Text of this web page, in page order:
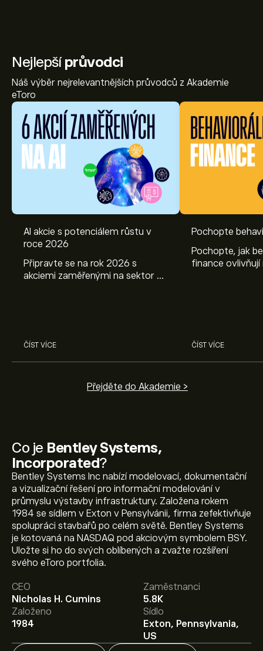
Co je Bentley Systems,
Incorporated?
Bentley Systems Inc nabízí modelovací, dokumentační
a vizualizační řešení pro informační modelování v
průmyslu výstavby infrastruktury. Založena rokem
1984 se sídlem v Exton v Pensylvánii, firma zefektivňuje
spolupráci stavbařů po celém světě. Bentley Systems
je kotovaná na NASDAQ pod akciovým symbolem BSY.
Uložte si ho do svých oblíbených a zvažte rozšíření
svého eToro portfolia.
CEO
Nicholas H. Cumins
Zaměstnanci
5.8K
Založeno
1984
Sídlo
Exton, Pennsylvania,
US
Nejlepšíprůvodci
Náš výběr nejrelevantnějších průvodců z Akademie
eToro
AI akcie s potenciálem růstu v
roce 2026
Připravte se na rok 2026 s
akciemi zaměřenými na sektor AI.
ČÍST VÍCE
Pochopte
Pochopte, jak
finance
ČÍST VÍCE
Přejděte do Akademie >
Aktuální cena akcie BSY je 36.04‎$‎.
Průměrný cenový cíl pro akcie Bentley Systems,
Incorporated je 36.04‎$‎.
Zaregistrujte sena eToro a
získejte detailní prognózy analytiků i cenové cíle.